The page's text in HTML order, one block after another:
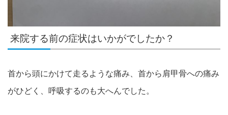
来院する前の症状はいかがでしたか？
首から頭にかけて走るような痛み、首から肩甲骨への痛み
がひどく、呼吸するのも大へんでした。